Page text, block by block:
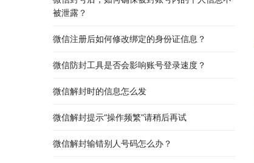
被泄露？
微信注册后如何修改绑定的身份证信息？
微信防封工具是否会影响账号登录速度？
微信解封时的信息怎么发
微信解封提示“操作频繁”请稍后再试
微信解封输错别人号码怎么办？